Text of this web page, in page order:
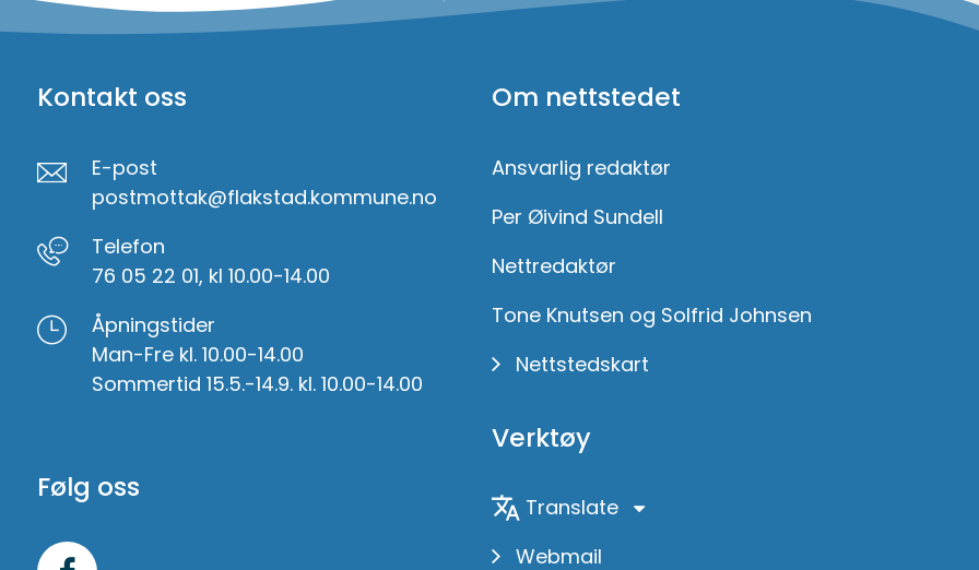
Kontakt oss
E-post
postmottak@flakstad.kommune.no
Telefon
76 05 22 01, kl 10.00-14.00
Åpningstider
Man-Fre kl. 10.00-14.00
Sommertid 15.5.-14.9. kl. 10.00-14.00
Følg oss
Om nettstedet
Ansvarlig redaktør
Per Øivind Sundell
Nettredaktør
Tone Knutsen og Solfrid Johnsen
Nettstedskart
Verktøy
Translate
Webmail